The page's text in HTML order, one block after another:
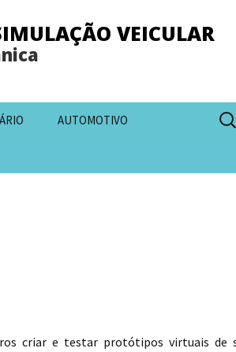
VEICULAR
AUTOMOTIVO
por:
criar e testar protótipos virtuais de